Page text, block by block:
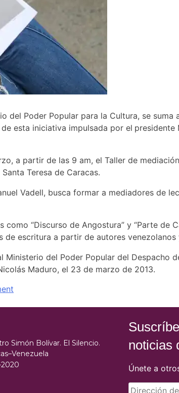
del Poder Popular para la Cultura, se
esta iniciativa impulsada por el presidente
a partir de las 9 am, el Taller de
Teresa de Caracas.
Vadell, busca formar a mediadores de
“Discurso de Angostura” y “Parte de
escritura a partir de autores
del Poder Popular del Despacho
Maduro, el 23 de marzo de 2013.
Simón Bolívar. El Silencio.
noticias
Únete a